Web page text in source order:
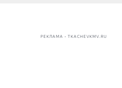
РЕКЛАМА • TKACHEVKMV.RU